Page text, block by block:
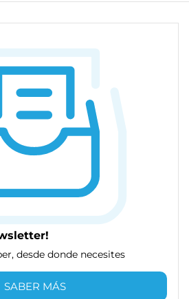
desde donde necesites
SABER MÁS